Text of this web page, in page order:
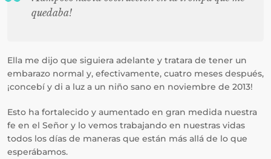
quedaba!
Ella me dijo que siguiera adelante y tratara de tener un
embarazo normal y, efectivamente, cuatro meses después,
¡concebí y di a luz a un niño sano en noviembre de 2013!
Esto ha fortalecido y aumentado en gran medida nuestra
fe en el Señor y lo vemos trabajando en nuestras vidas
todos los días de maneras que están más allá de lo que
esperábamos.